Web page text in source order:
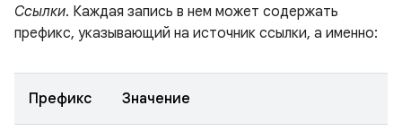
Ссылки. Каждая запись в нем может содержать
префикс, указывающий на источник ссылки, а именно:
Префикс Значение